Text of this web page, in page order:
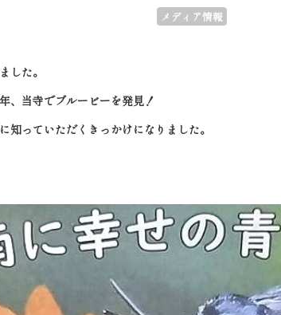
メディア情報
した。
、当寺でブルービーを発見！
知っていただくきっかけになりました。